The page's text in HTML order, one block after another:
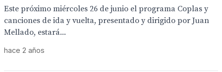
Este próximo miércoles 26 de junio el programa Coplas y
canciones de ida y vuelta, presentado y dirigido por Juan
Mellado, estará...
hace 2 años